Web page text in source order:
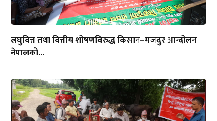
लघुवित्त तथा वित्तीय शोषणविरुद्ध किसान–मजदुर आन्दोलन
नेपालको...